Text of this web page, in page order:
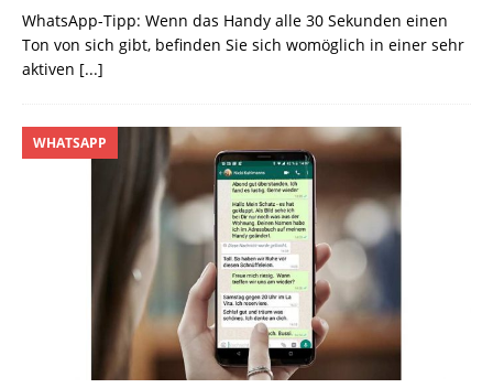
WhatsApp-Tipp: Wenn das Handy alle 30 Sekunden einen
Ton von sich gibt, befinden Sie sich womöglich in einer sehr
aktiven [...]
WHATSAPP